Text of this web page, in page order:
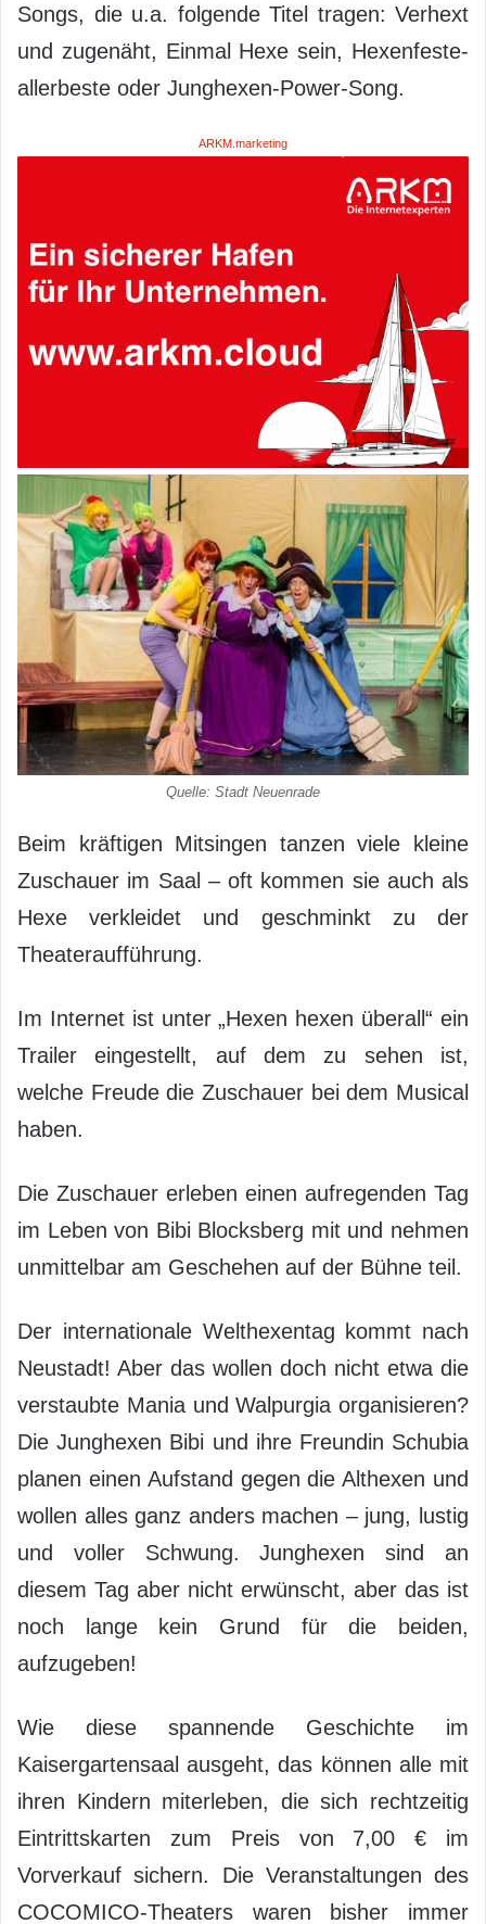
Songs, die u.a. folgende Titel tragen: Verhext
und zugenäht, Einmal Hexe sein, Hexenfeste-
allerbeste oder Junghexen-Power-Song.
ARKM.marketing
Quelle: Stadt Neuenrade
Beim kräftigen Mitsingen tanzen viele kleine
Zuschauer im Saal – oft kommen sie auch als
Hexe verkleidet und geschminkt zu der
Theateraufführung.
Im Internet ist unter „Hexen hexen überall“ ein
Trailer eingestellt, auf dem zu sehen ist,
welche Freude die Zuschauer bei dem Musical
haben.
Die Zuschauer erleben einen aufregenden Tag
im Leben von Bibi Blocksberg mit und nehmen
unmittelbar am Geschehen auf der Bühne teil.
Der internationale Welthexentag kommt nach
Neustadt! Aber das wollen doch nicht etwa die
verstaubte Mania und Walpurgia organisieren?
Die Junghexen Bibi und ihre Freundin Schubia
planen einen Aufstand gegen die Althexen und
wollen alles ganz anders machen – jung, lustig
und voller Schwung. Junghexen sind an
diesem Tag aber nicht erwünscht, aber das ist
noch lange kein Grund für die beiden,
aufzugeben!
Wie diese spannende Geschichte im
Kaisergartensaal ausgeht, das können alle mit
ihren Kindern miterleben, die sich rechtzeitig
Eintrittskarten zum Preis von 7,00 € im
Vorverkauf sichern. Die Veranstaltungen des
COCOMICO-Theaters waren bisher immer